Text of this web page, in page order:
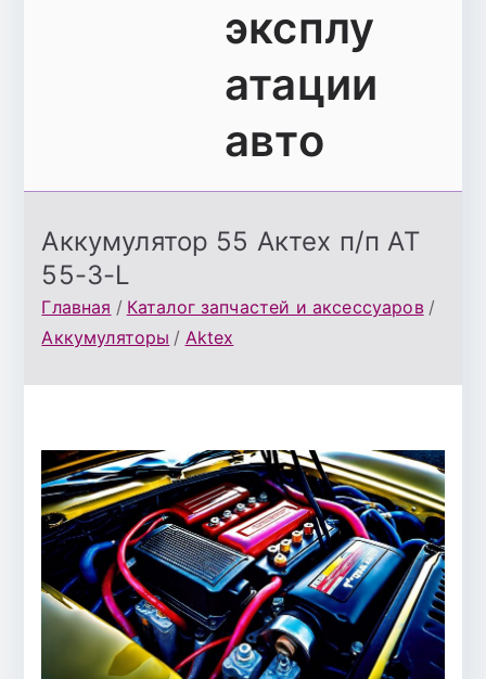
эксплу
атации
авто
Аккумулятор 55 Актех п/п AT
55-3-L
Главная
Каталог запчастей и аксессуаров
Аккумуляторы
Aktex